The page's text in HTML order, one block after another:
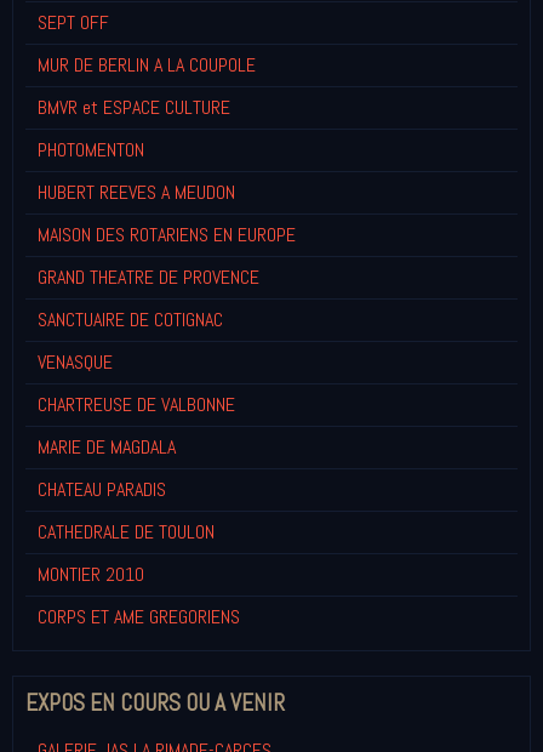
SEPT OFF
MUR DE BERLIN A LA COUPOLE
BMVR et ESPACE CULTURE
PHOTOMENTON
HUBERT REEVES A MEUDON
MAISON DES ROTARIENS EN EUROPE
GRAND THEATRE DE PROVENCE
SANCTUAIRE DE COTIGNAC
VENASQUE
CHARTREUSE DE VALBONNE
MARIE DE MAGDALA
CHATEAU PARADIS
CATHEDRALE DE TOULON
MONTIER 2010
CORPS ET AME GREGORIENS
EXPOS EN COURS OU A VENIR